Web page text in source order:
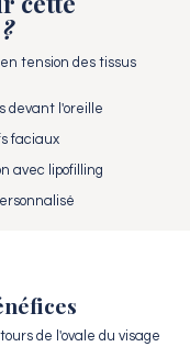
tension des tissus
devant l'oreille
faciaux
avec lipofilling
de l'ovale du visage